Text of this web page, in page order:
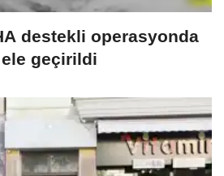
destekli operasyonda
geçirildi